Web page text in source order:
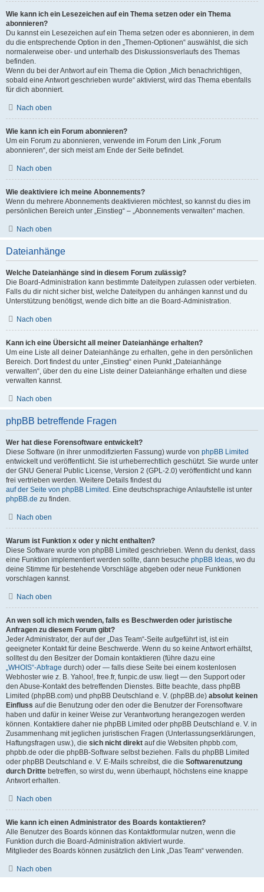
Wie kann ich ein Lesezeichen auf ein Thema setzen oder ein Thema
abonnieren?
Du kannst ein Lesezeichen auf ein Thema setzen oder es abonnieren, in dem
du die entsprechende Option in den „Themen-Optionen“ auswählst, die sich
normalerweise ober- und unterhalb des Diskussionsverlaufs des Themas
befinden.
Wenn du bei der Antwort auf ein Thema die Option „Mich benachrichtigen,
sobald eine Antwort geschrieben wurde“ aktivierst, wird das Thema ebenfalls
für dich abonniert.
Nach oben
Wie kann ich ein Forum abonnieren?
Um ein Forum zu abonnieren, verwende im Forum den Link „Forum
abonnieren“, der sich meist am Ende der Seite befindet.
Nach oben
Wie deaktiviere ich meine Abonnements?
Wenn du mehrere Abonnements deaktivieren möchtest, so kannst du dies im
persönlichen Bereich unter „Einstieg“ – „Abonnements verwalten“ machen.
Nach oben
Dateianhänge
Welche Dateianhänge sind in diesem Forum zulässig?
Die Board-Administration kann bestimmte Dateitypen zulassen oder verbieten.
Falls du dir nicht sicher bist, welche Dateitypen du anhängen kannst und du
Unterstützung benötigst, wende dich bitte an die Board-Administration.
Nach oben
Kann ich eine Übersicht all meiner Dateianhänge erhalten?
Um eine Liste all deiner Dateianhänge zu erhalten, gehe in den persönlichen
Bereich. Dort findest du unter „Einstieg“ einen Punkt „Dateianhänge
verwalten“, über den du eine Liste deiner Dateianhänge erhalten und diese
verwalten kannst.
Nach oben
phpBB betreffende Fragen
Wer hat diese Forensoftware entwickelt?
Diese Software (in ihrer unmodifizierten Fassung) wurde von phpBB Limited
entwickelt und veröffentlicht. Sie ist urheberrechtlich geschützt. Sie wurde unter
der GNU General Public License, Version 2 (GPL-2.0) veröffentlicht und kann
frei vertrieben werden. Weitere Details findest du
auf der Seite von phpBB Limited . Eine deutschsprachige Anlaufstelle ist unter
phpBB.de zu finden.
Nach oben
Warum ist Funktion x oder y nicht enthalten?
Diese Software wurde von phpBB Limited geschrieben. Wenn du denkst, dass
eine Funktion implementiert werden sollte, dann besuche phpBB Ideas, wo du
deine Stimme für bestehende Vorschläge abgeben oder neue Funktionen
vorschlagen kannst.
Nach oben
An wen soll ich mich wenden, falls es Beschwerden oder juristische
Anfragen zu diesem Forum gibt?
Jeder Administrator, der auf der „Das Team“-Seite aufgeführt ist, ist ein
geeigneter Kontakt für deine Beschwerde. Wenn du so keine Antwort erhältst,
solltest du den Besitzer der Domain kontaktieren (führe dazu eine
„WHOIS“-Abfrage durch) oder — falls diese Seite bei einem kostenlosen
Webhoster wie z. B. Yahoo!, free.fr, funpic.de usw. liegt — den Support oder
den Abuse-Kontakt des betreffenden Dienstes. Bitte beachte, dass phpBB
Limited (phpBB.com) und phpBB Deutschland e. V. (phpBB.de) absolut keinen
Einfluss auf die Benutzung oder den oder die Benutzer der Forensoftware
haben und dafür in keiner Weise zur Verantwortung herangezogen werden
können. Kontaktiere daher nie phpBB Limited oder phpBB Deutschland e. V. in
Zusammenhang mit jeglichen juristischen Fragen (Unterlassungserklärungen,
Haftungsfragen usw.), die sich nicht direkt auf die Websiten phpbb.com,
phpbb.de oder die phpBB-Software selbst beziehen. Falls du phpBB Limited
oder phpBB Deutschland e. V. E-Mails schreibst, die die Softwarenutzung
durch Dritte betreffen, so wirst du, wenn überhaupt, höchstens eine knappe
Antwort erhalten.
Nach oben
Wie kann ich einen Administrator des Boards kontaktieren?
Alle Benutzer des Boards können das Kontaktformular nutzen, wenn die
Funktion durch die Board-Administration aktiviert wurde.
Mitglieder des Boards können zusätzlich den Link „Das Team“ verwenden.
Nach oben